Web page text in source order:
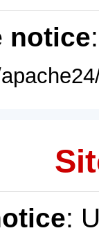
notice
: